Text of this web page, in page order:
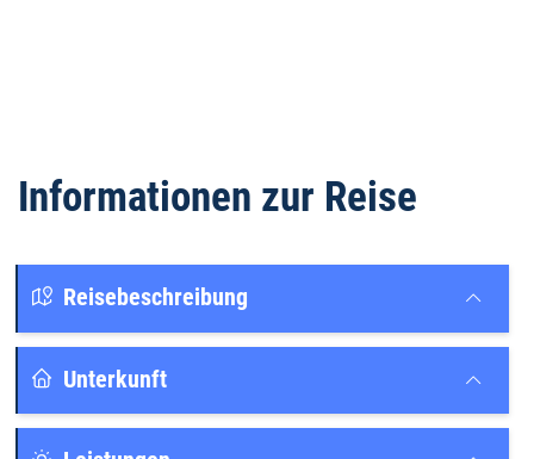
Informationen zur Reise
Reisebeschreibung
Unterkunft